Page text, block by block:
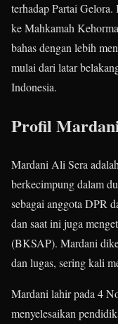
terhadap Partai
ke Mahkamah
bahas dengan lebih
mulai dari latar
Indonesia.
Profil
Mardani Ali Sera
berkecimpung dalam
sebagai anggota DPR
dan saat ini juga
(BKSAP). Mardani
dan lugas, sering kali
Mardani lahir pada 4
menyelesaikan